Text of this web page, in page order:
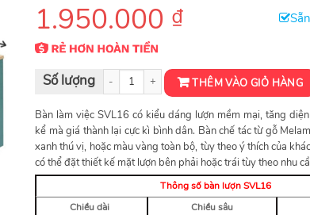
1.950.000 ₫
Bàn lượn SVL16 số lượng THÊM VÀO GIỎ HÀNG
Bàn làm việc SVL16 có kiểu dáng lượn mềm mại, tăng
kể mà giá thành lại cực kì bình dân. Bàn chế tác từ gỗ
xanh thú vị, hoặc màu vàng toàn bộ, tùy theo ý thích của
có thể đặt thiết kế mặt lượn bên phải hoặc trái tùy theo nhu
Thông số bàn lượn SVL16
Chiều dài
Chiều sâu